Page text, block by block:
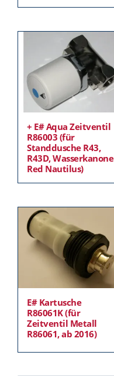
+ E# Aqua Zeitventil
R86003 (für
Standdusche R43,
R43D, Wasserkanone
Red Nautilus)
E# Kartusche
R86061K (für
Zeitventil Metall
R86061, ab 2016)